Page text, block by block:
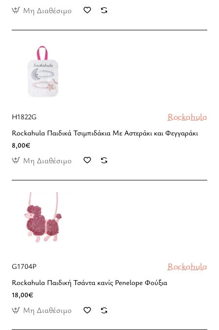
Μη Διαθέσιμο
H1822G Rockahula
Rockahula Παιδικά Τσιμπιδάκια Με Αστεράκι και Φεγγαράκι
8,00€
Μη Διαθέσιμο
G1704P Rockahula
Rockahula Παιδική Τσάντα κανίς Penelope Φούξια
18,00€
Μη Διαθέσιμο